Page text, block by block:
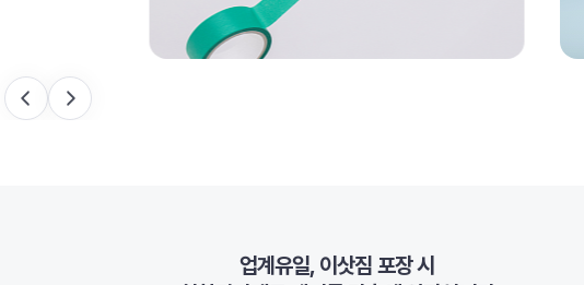
업계유일, 이삿짐 포장 시